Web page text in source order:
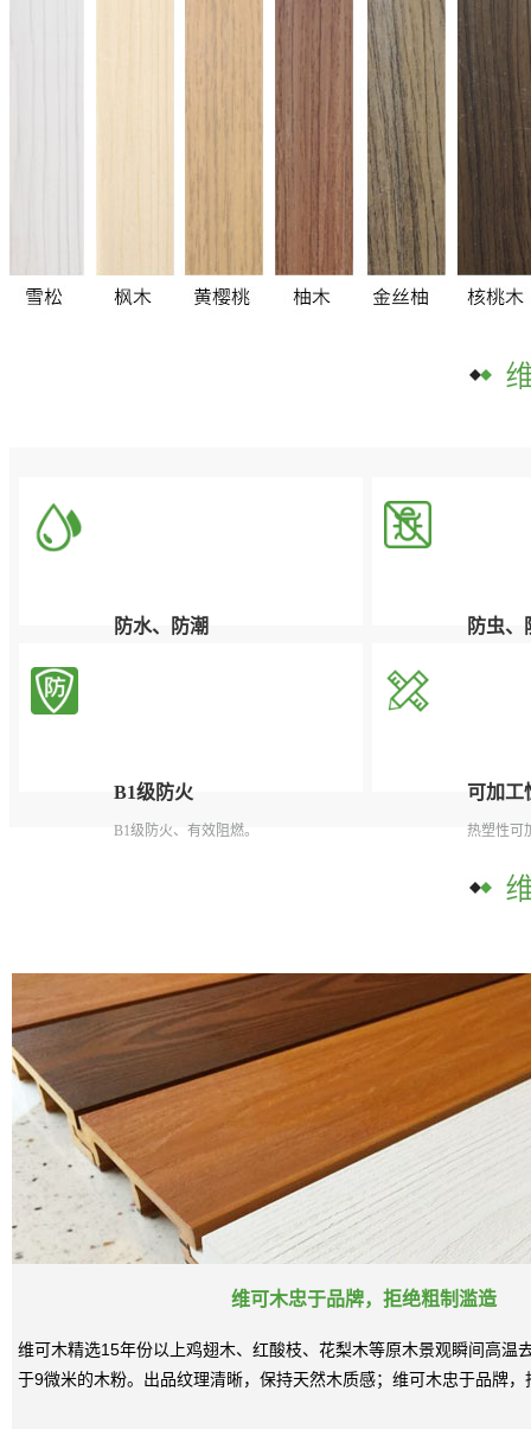
防水、防潮 防虫、
B1级防火
B1级防火、有效阻燃。
可加工
热塑性可
维可木忠于品牌，拒绝粗制滥造
维可木精选15年份以上鸡翅木、红酸枝、花梨木等原木景观瞬间高温
于9微米的木粉。出品纹理清晰，保持天然木质感；维可木忠于品牌，